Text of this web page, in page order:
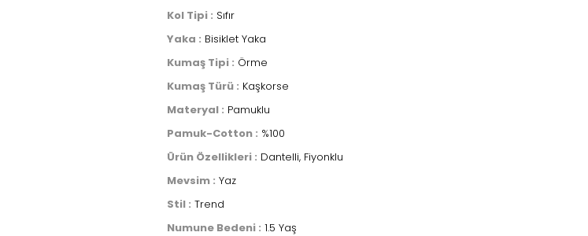
Kol Tipi : Sıfır
Yaka : Bisiklet Yaka
Kumaş Tipi : Örme
Kumaş Türü : Kaşkorse
Materyal : Pamuklu
Pamuk-Cotton : %100
Ürün Özellikleri : Dantelli, Fiyonklu
Mevsim : Yaz
Stil : Trend
Numune Bedeni : 1.5 Yaş